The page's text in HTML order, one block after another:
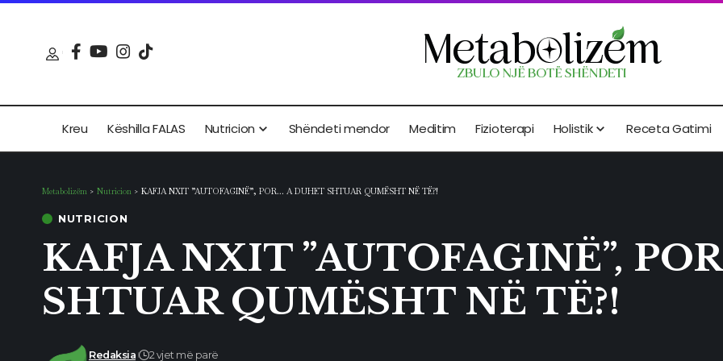
Kreu Këshilla FALAS Nutricion Shëndeti mendor Meditim Fizioterapi Holistik Receta Gatimi
Metabolizëm > Nutricion > KAFJA NXIT ”AUTOFAGINË”, POR… A DUHET SHTUAR QUMËSHT NË TË?!
NUTRICION
KAFJA NXIT ”AUTOFAGINË”,
SHTUAR QUMËSHT NË TË?!
Redaksia 2 vjet më parë